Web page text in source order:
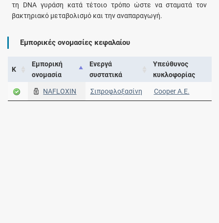
τη DNA γυράση κατά τέτοιο τρόπο ώστε να σταματά τον
βακτηριακό μεταβολισμό και την αναπαραγωγή.
Εμπορικές ονομασίες κεφαλαίου
Κ
Εμπορική
ονομασία
Ενεργά
συστατικά
Υπεύθυνος
κυκλοφορίας
NAFLOXIN Σιπροφλοξασίνη Cooper Α.Ε.